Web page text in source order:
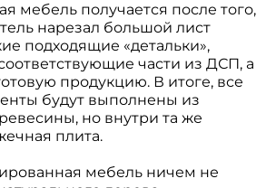
мебель получается после того,
нарезал большой лист
подходящие «детальки»,
части из ДСП, а
продукцию. В итоге, все
будут выполнены из
но внутри та же
плита.
мебель ничем не